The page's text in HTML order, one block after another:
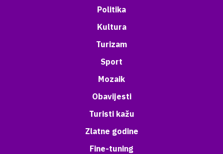
Politika
Kultura
Turizam
Sport
Mozaik
Obavijesti
Turisti kažu
Zlatne godine
Fine-tuning